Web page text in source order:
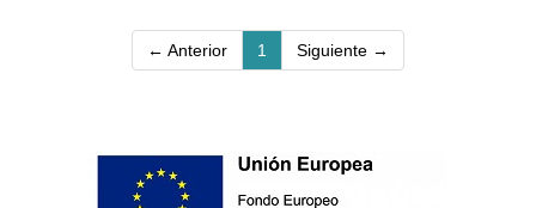
← Anterior 1 (current)
Siguiente →